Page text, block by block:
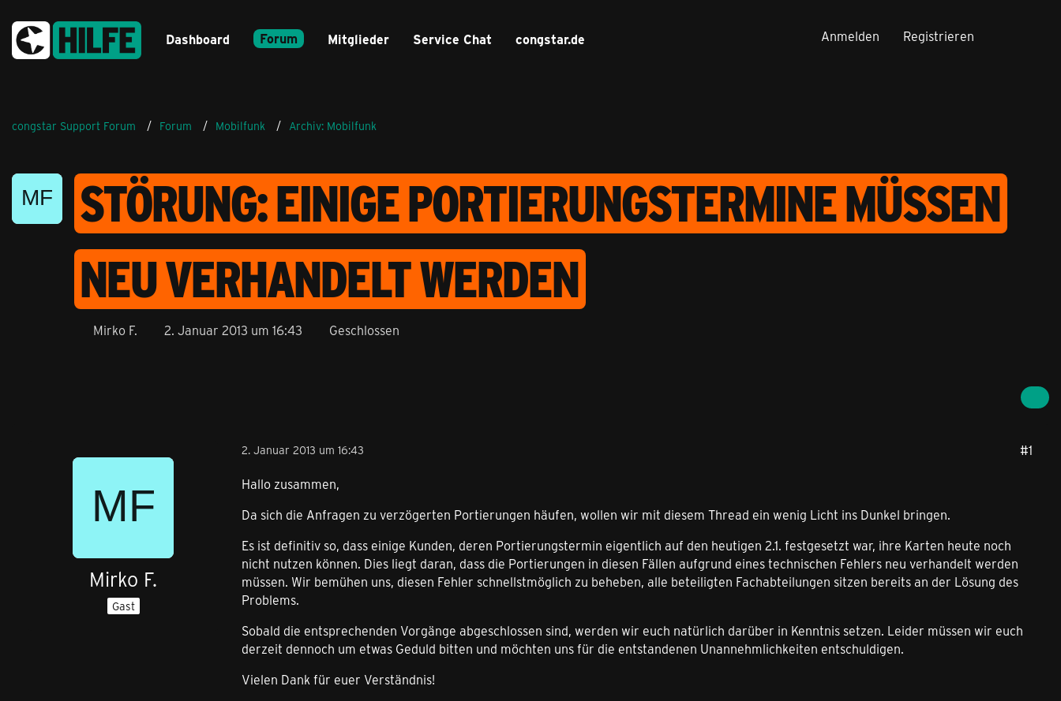
Dashboard Forum Mitglieder Service Chat congstar.de Anmelden Registrieren
congstar Support Forum Forum Mobilfunk Archiv: Mobilfunk
STÖRUNG: EINIGE PORTIERUNGSTERMINE MÜSSEN
NEU VERHANDELT WERDEN
Mirko F. 2. Januar 2013 um 16:43 Geschlossen
Mirko F.
Gast
2. Januar 2013 um 16:43 #1
Hallo zusammen,
Da sich die Anfragen zu verzögerten Portierungen häufen, wollen wir mit diesem Thread ein wenig Licht ins Dunkel bringen.
Es ist definitiv so, dass einige Kunden, deren Portierungstermin eigentlich auf den heutigen 2.1. festgesetzt war, ihre Karten heute noch
nicht nutzen können. Dies liegt daran, dass die Portierungen in diesen Fällen aufgrund eines technischen Fehlers neu verhandelt werden
müssen. Wir bemühen uns, diesen Fehler schnellstmöglich zu beheben, alle beteiligten Fachabteilungen sitzen bereits an der Lösung des
Problems.
Sobald die entsprechenden Vorgänge abgeschlossen sind, werden wir euch natürlich darüber in Kenntnis setzen. Leider müssen wir euch
derzeit dennoch um etwas Geduld bitten und möchten uns für die entstandenen Unannehmlichkeiten entschuldigen.
Vielen Dank für euer Verständnis!